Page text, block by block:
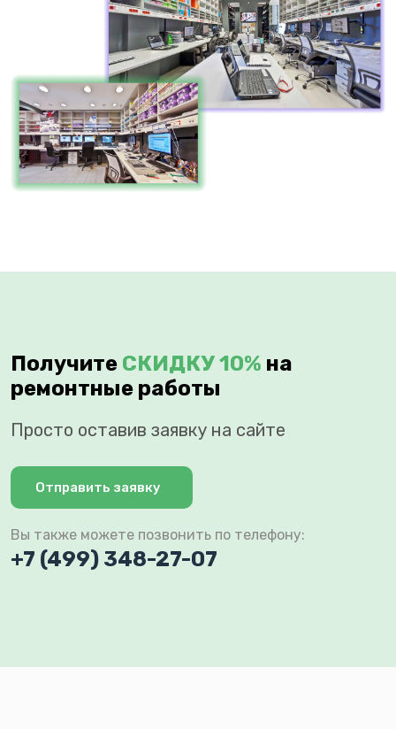
Получите СКИДКУ 10% на
ремонтные работы
Просто оставив заявку на сайте
Отправить заявку
Вы также можете позвонить по телефону:
+7 (499) 348-27-07